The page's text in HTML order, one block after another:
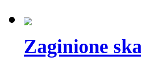
Zaginione